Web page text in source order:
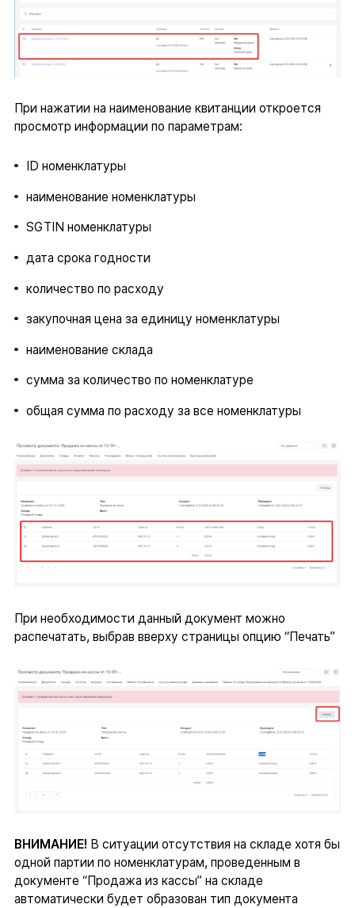
При нажатии на наименование квитанции откроется
просмотр информации по параметрам:
ID номенклатуры
наименование номенклатуры
SGTIN номенклатуры
дата срока годности
количество по расходу
закупочная цена за единицу номенклатуры
наименование склада
сумма за количество по номенклатуре
общая сумма по расходу за все номенклатуры
При необходимости данный документ можно
распечатать, выбрав вверху страницы опцию “Печать”
ВНИМАНИЕ! В ситуации отсутствия на складе хотя бы
одной партии по номенклатурам, проведенным в
документе “Продажа из кассы” на складе
автоматически будет образован тип документа